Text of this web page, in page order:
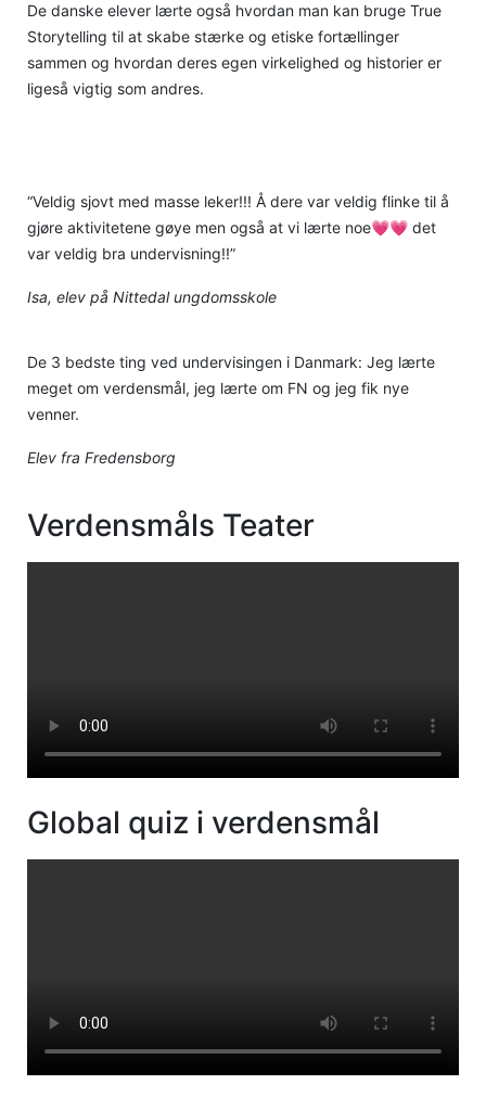
De danske elever lærte også hvordan man kan bruge True
Storytelling til at skabe stærke og etiske fortællinger
sammen og hvordan deres egen virkelighed og historier er
ligeså vigtig som andres.
“Veldig sjovt med masse leker!!! Å dere var veldig flinke til å
gjøre aktivitetene gøye men også at vi lærte noe💗💗 det
var veldig bra undervisning!!”
Isa, elev på Nittedal ungdomsskole
De 3 bedste ting ved undervisingen i Danmark: Jeg lærte
meget om verdensmål, jeg lærte om FN og jeg fik nye
venner.
Elev fra Fredensborg
Verdensmåls Teater
Global quiz i verdensmål